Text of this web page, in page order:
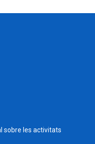
sobre les activitats